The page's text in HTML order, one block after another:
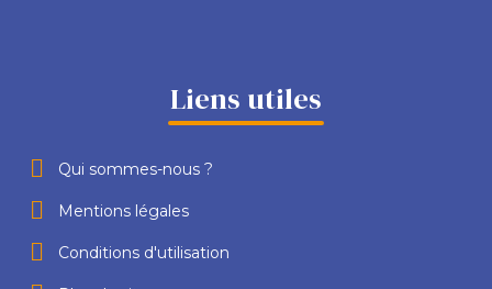
Liens utiles
Qui sommes-nous ?
Mentions légales
Conditions d'utilisation